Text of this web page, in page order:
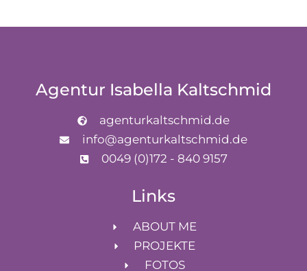
Agentur Isabella Kaltschmid
agenturkaltschmid.de
info@agenturkaltschmid.de
0049 (0)172 - 840 9157
Links
ABOUT ME
PROJEKTE
FOTOS